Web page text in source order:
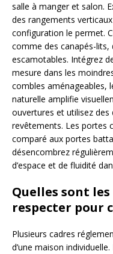
salle à manger et salon.
des rangements
configuration le permet.
comme des canapés-lits,
escamotables. Intégrez
mesure dans les
combles aménageables,
naturelle amplifie
ouvertures et utilisez des
revêtements. Les portes
comparé aux portes
désencombrez
d’espace et de fluidité
Quelles sont
respecter pour
Plusieurs cadres
d’une maison